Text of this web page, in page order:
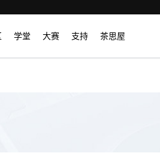
学堂 大赛 支持 茶思屋